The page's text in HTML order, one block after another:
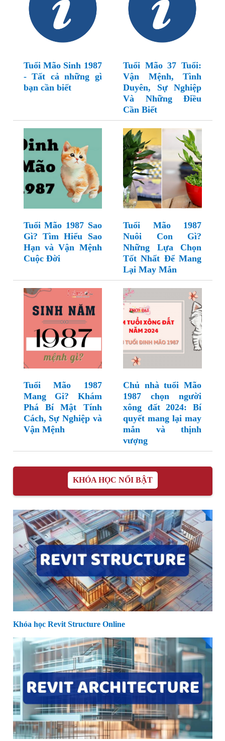
Tuổi Mão Sinh 1987
- Tất cả những gì
bạn cần biết
Tuổi Mão 37 Tuổi:
Vận Mệnh, Tình
Duyên, Sự Nghiệp
Và Những Điều
Cần Biết
Tuổi Mão 1987 Sao
Gì? Tìm Hiểu Sao
Hạn và Vận Mệnh
Cuộc Đời
Tuổi Mão 1987
Nuôi Con Gì?
Những Lựa Chọn
Tốt Nhất Để Mang
Lại May Mắn
Tuổi Mão 1987
Mang Gi? Khám
Phá Bí Mật Tính
Cách, Sự Nghiệp và
Vận Mệnh
Chủ nhà tuổi Mão
1987 chọn người
xông đất 2024: Bí
quyết mang lại may
mắn và thịnh
vượng
KHÓA HỌC NỔI BẬT
Khóa học Revit Structure Online